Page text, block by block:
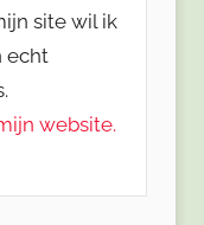
site wil ik
echt
website.